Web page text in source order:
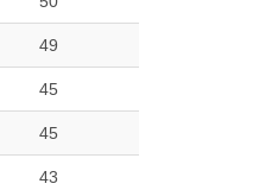
49
45
45
43